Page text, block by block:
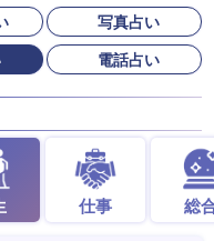
写真占い
電話占い
仕事 総